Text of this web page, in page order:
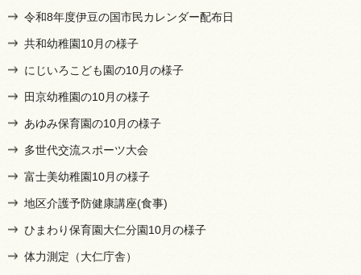
令和8年度伊豆の国市民カレンダー配布日
共和幼稚園10月の様子
にじいろこども園の10月の様子
田京幼稚園の10月の様子
あゆみ保育園の10月の様子
多世代交流スポーツ大会
富士美幼稚園10月の様子
地区介護予防健康講座(食事)
ひまわり保育園大仁分園10月の様子
体力測定（大仁庁舎）